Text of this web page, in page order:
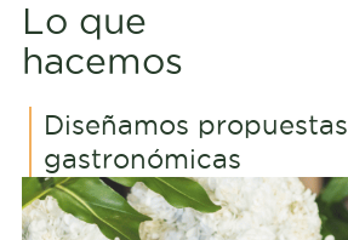
Lo que
hacemos
Diseñamos propuestas
gastronómicas